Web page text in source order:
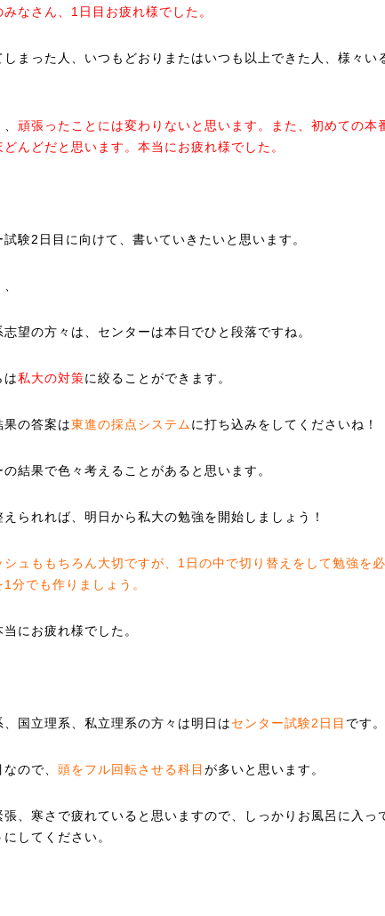
なさん、1日目お疲れ様でした。
しまった人、いつもどおりまたはいつも以上できた人、様々い
頑張ったことには変わりないと思います。また、初めての本
どんどだと思います。本当にお疲れ様でした。
試験2日目に向けて、書いていきたいと思います。
志望の方々は、センターは本日でひと段落ですね。
は私大の対策に絞ることができます。
果の答案は東進の採点システムに打ち込みをしてくださいね！
の結果で色々考えることがあると思います。
えられれば、明日から私大の勉強を開始しましょう！
シュももちろん大切ですが、1日の中で切り替えをして勉強を
1分でも作りましょう。
にお疲れ様でした。
、国立理系、私立理系の方々は明日はセンター試験2日目 です。
ので、 頭をフル回転させる科目 が多いと思います。
張、寒さで疲れていると思いますので、しっかりお風呂に入っ
してください。